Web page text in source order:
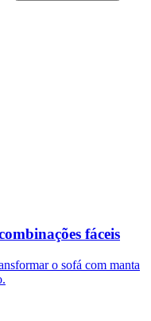
fáceis
o sofá com manta